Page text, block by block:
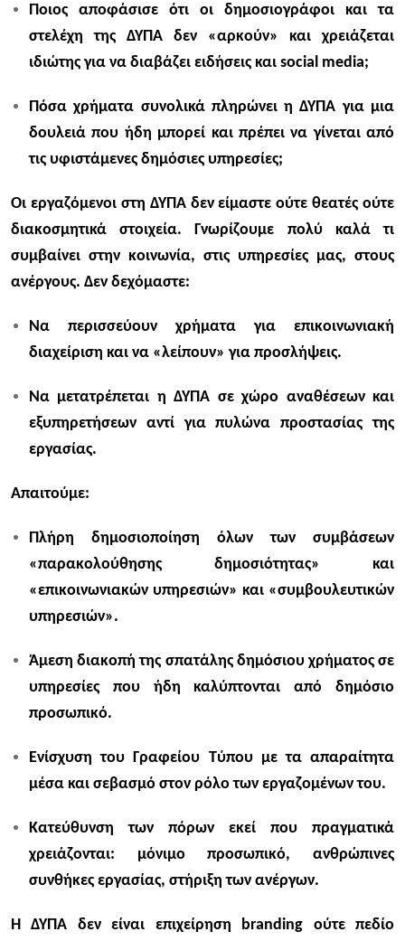
Ποιος αποφάσισε ότι οι δημοσιογράφοι και τα
στελέχη της ΔΥΠΑ δεν «αρκούν» και χρειάζεται
ιδιώτης για να διαβάζει ειδήσεις και social media;
Πόσα χρήματα συνολικά πληρώνει η ΔΥΠΑ για μια
δουλειά που ήδη μπορεί και πρέπει να γίνεται από
τις υφιστάμενες δημόσιες υπηρεσίες;
Οι εργαζόμενοι στη ΔΥΠΑ δεν είμαστε ούτε θεατές ούτε
διακοσμητικά στοιχεία. Γνωρίζουμε πολύ καλά τι
συμβαίνει στην κοινωνία, στις υπηρεσίες μας, στους
ανέργους. Δεν δεχόμαστε:
Να περισσεύουν χρήματα για επικοινωνιακή
διαχείριση και να «λείπουν» για προσλήψεις.
Να μετατρέπεται η ΔΥΠΑ σε χώρο αναθέσεων και
εξυπηρετήσεων αντί για πυλώνα προστασίας της
εργασίας.
Απαιτούμε:
Πλήρη δημοσιοποίηση όλων των συμβάσεων
«παρακολούθησης δημοσιότητας» και
«επικοινωνιακών υπηρεσιών» και «συμβουλευτικών
υπηρεσιών».
Άμεση διακοπή της σπατάλης δημόσιου χρήματος σε
υπηρεσίες που ήδη καλύπτονται από δημόσιο
προσωπικό.
Ενίσχυση του Γραφείου Τύπου με τα απαραίτητα
μέσα και σεβασμό στον ρόλο των εργαζομένων του.
Κατεύθυνση των πόρων εκεί που πραγματικά
χρειάζονται: μόνιμο προσωπικό, ανθρώπινες
συνθήκες εργασίας, στήριξη των ανέργων.
Η ΔΥΠΑ δεν είναι επιχείρηση branding ούτε πεδίο